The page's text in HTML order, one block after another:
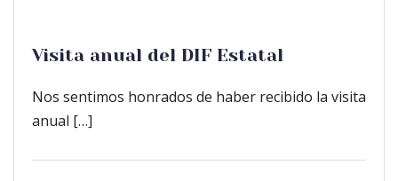
Visita anual del DIF Estatal
Nos sentimos honrados de haber recibido la visita
anual […]